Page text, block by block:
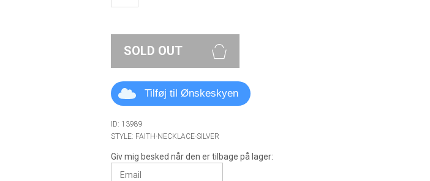
SOLD OUT
Tilføj til Ønskeskyen
ID: 13989
STYLE: FAITH-NECKLACE-SILVER
Giv mig besked når den er tilbage på lager: